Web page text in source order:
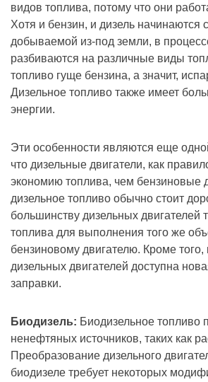
видов топлива, потому что они
Хотя и бензин, и дизель начинаются
добываемой из-под земли, в
разбиваются на различные виды
топливо гуще бензина, а значит,
Дизельное топливо также имеет
энергии.
Эти особенности являются еще
что дизельные двигатели, как
экономию топлива, чем бензиновые
дизельное топливо обычно стоит
большинству дизельных двигателей
топлива для выполнения того же
бензиновому двигателю. Кроме
дизельных двигателей доступна
заправки.
Биодизель: Биодизельное топливо
ненефтяных источников, таких как
Преобразование дизельного
биодизеле требует некоторых